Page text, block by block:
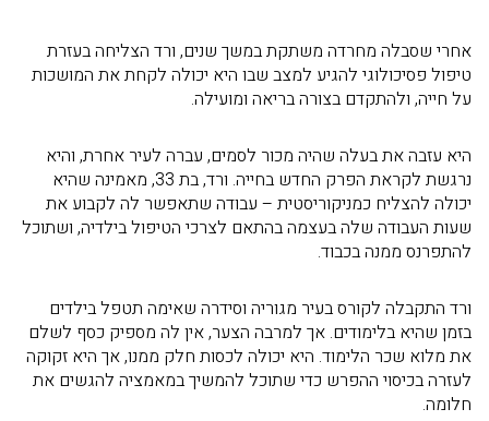
אחרי שסבלה מחרדה משתקת במשך שנים, ורד הצליחה בעזרת
טיפול פסיכולוגי להגיע למצב שבו היא יכולה לקחת את המושכות
על חייה, ולהתקדם בצורה בריאה ומועילה.
היא עזבה את בעלה שהיה מכור לסמים, עברה לעיר אחרת, והיא
נרגשת לקראת הפרק החדש בחייה. ורד, בת 33, מאמינה שהיא
יכולה להצליח כמניקוריסטית – עבודה שתאפשר לה לקבוע את
שעות העבודה שלה בעצמה בהתאם לצרכי הטיפול בילדיה, ושתוכל
להתפרנס ממנה בכבוד.
ורד התקבלה לקורס בעיר מגוריה וסידרה שאימה תטפל בילדים
בזמן שהיא בלימודים. אך למרבה הצער, אין לה מספיק כסף לשלם
את מלוא שכר הלימוד. היא יכולה לכסות חלק ממנו, אך היא זקוקה
לעזרה בכיסוי ההפרש כדי שתוכל להמשיך במאמציה להגשים את
חלומה.